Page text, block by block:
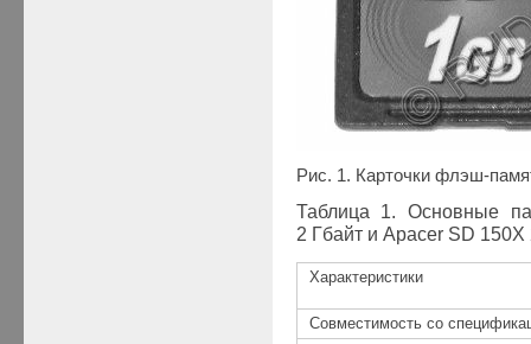
Рис. 1. Карточки флэш-
Таблица 1. Основные
2 Гбайт и Apacer SD 150X
Характеристики
Совместимость со